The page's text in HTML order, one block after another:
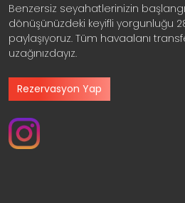
Benzersiz seyahatlerinizin
dönüşünüzdeki keyifli yorgunluğu
paylaşıyoruz. Tüm havaalanı
uzağınızdayız.
Rezervasyon Yap